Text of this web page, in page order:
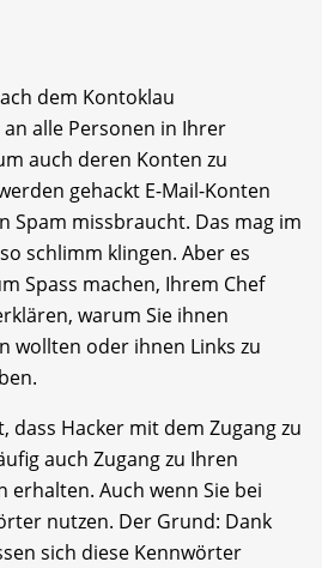
dem Kontoklau
alle Personen in Ihrer
auch deren Konten zu
gehackt E-Mail-Konten
Spam missbraucht. Das mag im
schlimm klingen. Aber es
Spass machen, Ihrem Chef
warum Sie ihnen
wollten oder ihnen Links zu
dass Hacker mit dem Zugang zu
auch Zugang zu Ihren
erhalten. Auch wenn Sie bei
nutzen. Der Grund: Dank
sich diese Kennwörter